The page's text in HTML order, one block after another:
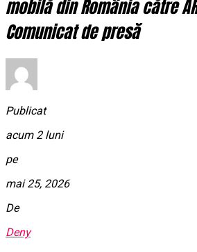
mobilă din România către
Comunicat de presă
Publicat
acum 2 luni
pe
mai 25, 2026
De
Deny